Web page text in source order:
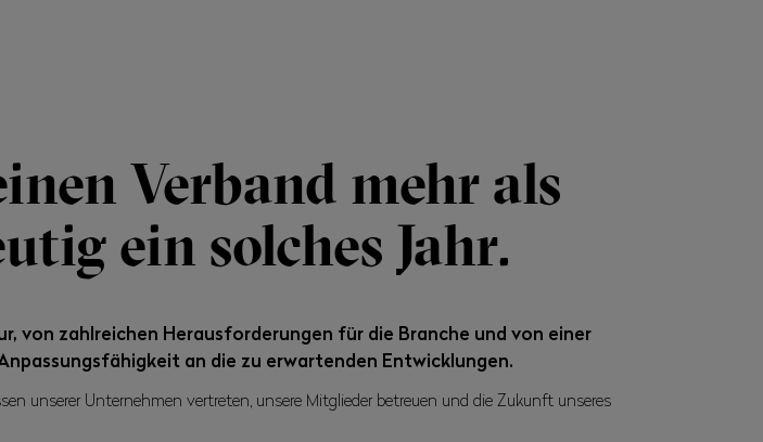
Verband mehr als
ein solches Jahr.
von zahlreichen Herausforderungen für die Branche und von einer
an die zu erwartenden Entwicklungen.
unserer Unternehmen vertreten, unsere Mitglieder betreuen und die Zukunft unseres